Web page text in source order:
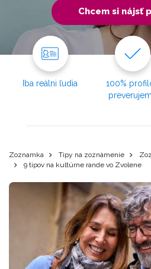
Chcem si nájsť
Iba reálni ľudia
100%
Zoznamka Tipy na zoznámenie
9 tipov na kultúrne rande vo Zvolene